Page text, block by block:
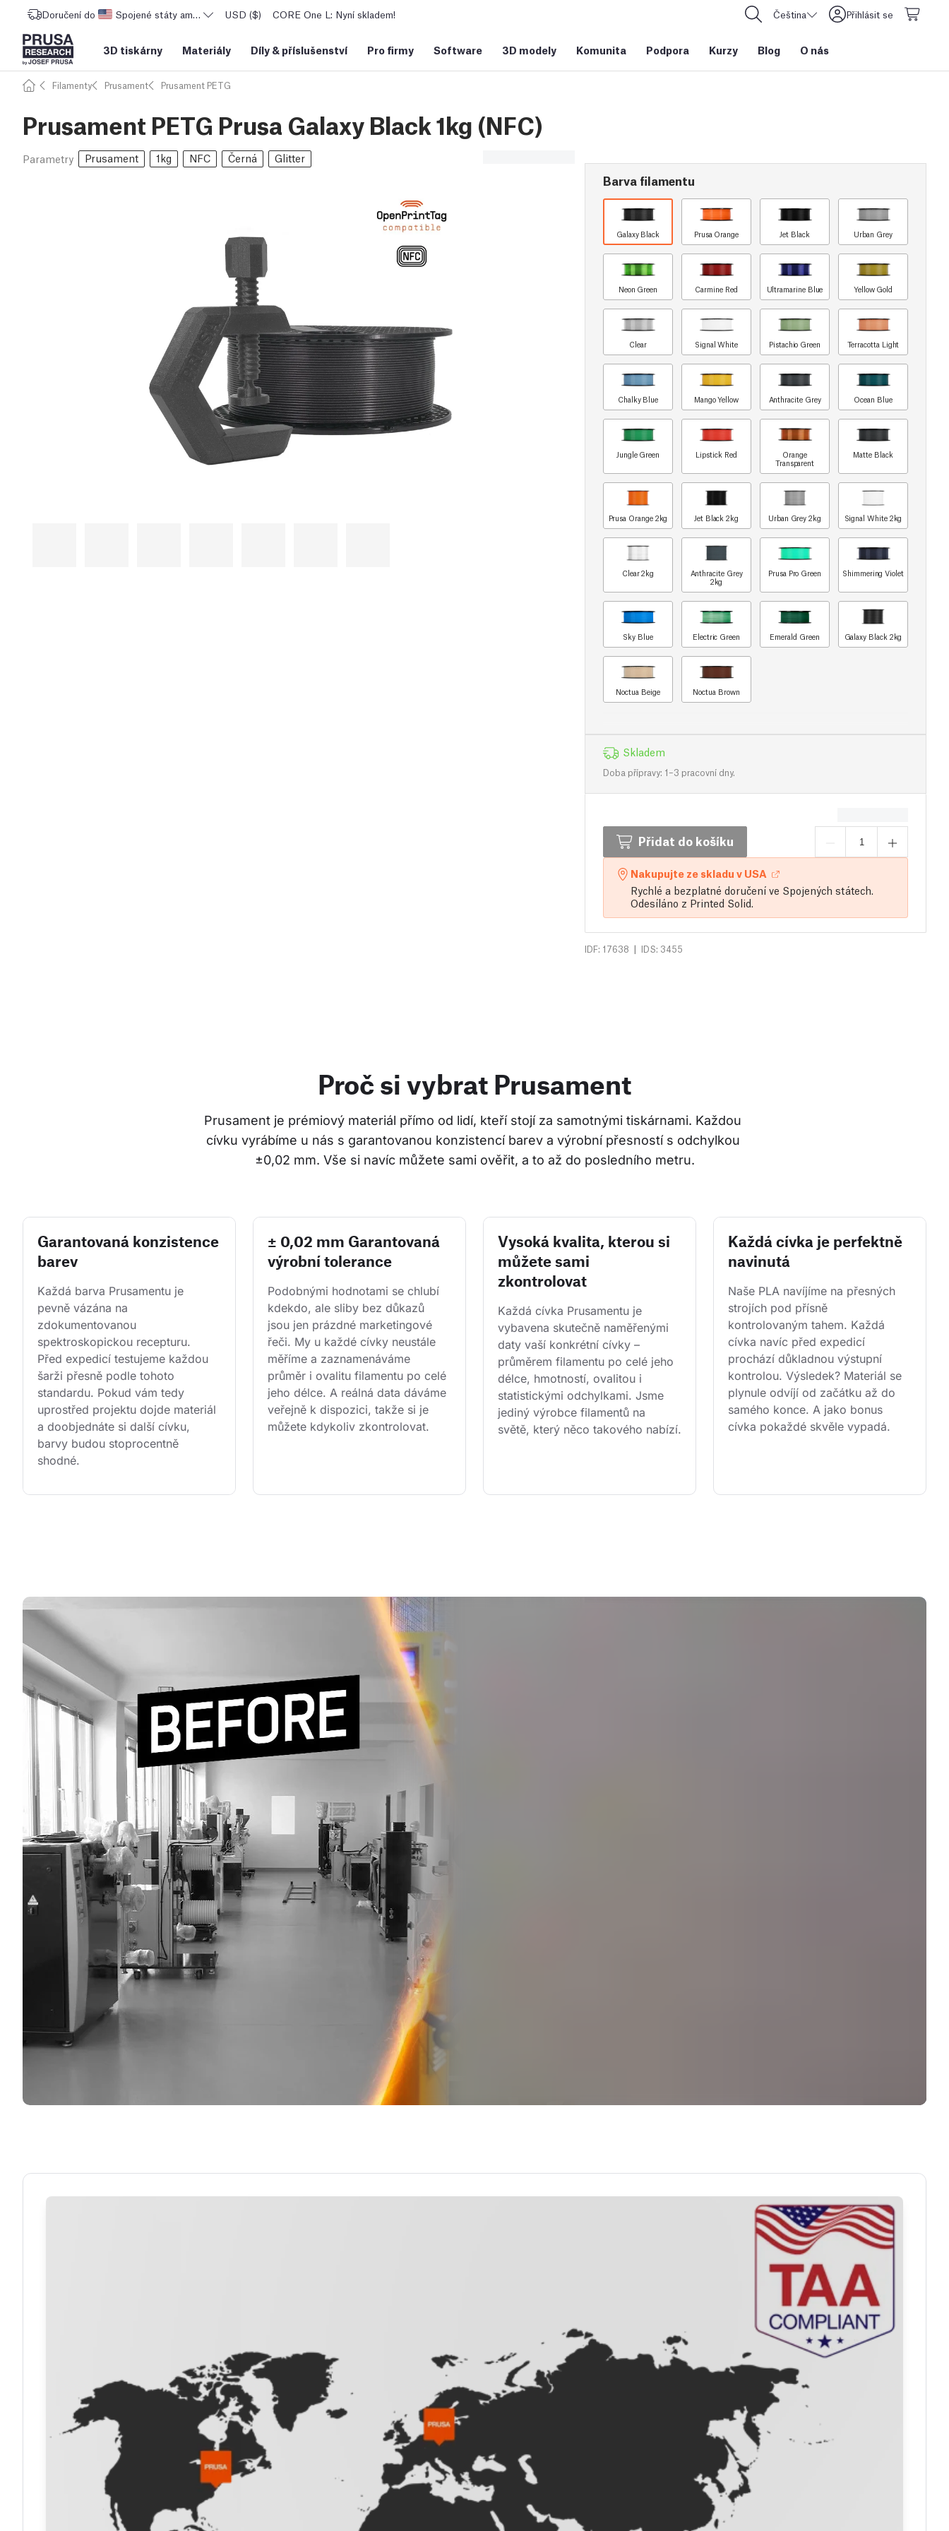
Doručení do Spojené státy americké USD ($) CORE One L: Nyní skladem! Čeština Přihlásit se
3D tiskárny Materiály Díly & příslušenství Pro firmy Software 3D modely Komunita Podpora Kurzy Blog O nás
Filamenty Prusament Prusament PETG
Prusament PETG Prusa Galaxy Black 1kg (NFC)
Parametry Prusament 1kg NFC Černá Glitter
Barva filamentu
Galaxy Black Prusa Orange Jet Black Urban Grey
Neon Green Carmine Red Ultramarine Blue Yellow Gold
Clear Signal White Pistachio Green Terracotta Light
Chalky Blue Mango Yellow Anthracite Grey Ocean Blue
Jungle Green Lipstick Red
Orange
Transparent
Matte Black
Prusa Orange 2kg Jet Black 2kg Urban Grey 2kg Signal White 2kg
Clear 2kg
Anthracite Grey
2kg
Prusa Pro Green Shimmering Violet
Sky Blue Electric Green Emerald Green Galaxy Black 2kg
Noctua Beige Noctua Brown
Skladem
Doba přípravy: 1–3 pracovní dny.
Přidat do košíku
Nakupujte ze skladu v USA
Rychlé a bezplatné doručení ve Spojených státech.
Odesíláno z Printed Solid.
IDF: 17638 | IDS: 3455
Proč si vybrat Prusament
Prusament je prémiový materiál přímo od lidí, kteří stojí za samotnými tiskárnami. Každou
cívku vyrábíme u nás s garantovanou konzistencí barev a výrobní přesností s odchylkou
±0,02 mm. Vše si navíc můžete sami ověřit, a to až do posledního metru.
Garantovaná konzistence
barev
Každá barva Prusamentu je
pevně vázána na
zdokumentovanou
spektroskopickou recepturu.
Před expedicí testujeme každou
šarži přesně podle tohoto
standardu. Pokud vám tedy
uprostřed projektu dojde materiál
a doobjednáte si další cívku,
barvy budou stoprocentně
shodné.
± 0,02 mm Garantovaná
výrobní tolerance
Podobnými hodnotami se chlubí
kdekdo, ale sliby bez důkazů
jsou jen prázdné marketingové
řeči. My u každé cívky neustále
měříme a zaznamenáváme
průměr i ovalitu filamentu po celé
jeho délce. A reálná data dáváme
veřejně k dispozici, takže si je
můžete kdykoliv zkontrolovat.
Vysoká kvalita, kterou si
můžete sami
zkontrolovat
Každá cívka Prusamentu je
vybavena skutečně naměřenými
daty vaší konkrétní cívky –
průměrem filamentu po celé jeho
délce, hmotností, ovalitou i
statistickými odchylkami. Jsme
jediný výrobce filamentů na
světě, který něco takového nabízí.
Každá cívka je perfektně
navinutá
Naše PLA navíjíme na přesných
strojích pod přísně
kontrolovaným tahem. Každá
cívka navíc před expedicí
prochází důkladnou výstupní
kontrolou. Výsledek? Materiál se
plynule odvíjí od začátku až do
samého konce. A jako bonus
cívka pokaždé skvěle vypadá.